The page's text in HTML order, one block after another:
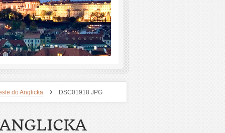
do Anglicka › DSC01918.JPG